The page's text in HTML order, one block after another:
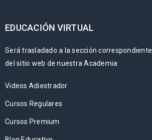
EDUCACIÓN VIRTUAL
Será trasladado a la sección correspondiente
del sitio web de nuestra Academia:
Videos Adiestrador
Cursos Regulares
Cursos Premium